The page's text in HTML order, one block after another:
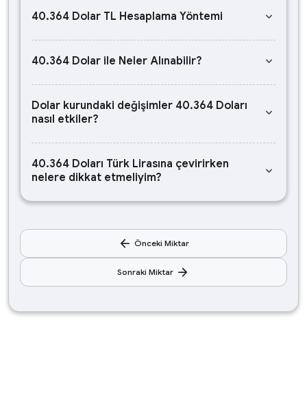
40.364 Dolar TL Hesaplama Yöntemi keyboard_arrow_down
40.364 Dolar ile Neler Alınabilir? keyboard_arrow_down
Dolar kurundaki değişimler 40.364 Doları
nasıl etkiler?
keyboard_arrow_down
40.364 Doları Türk Lirasına çevirirken
nelere dikkat etmeliyim?
keyboard_arrow_down
arrow_back Önceki Miktar
Sonraki Miktar arrow_forward